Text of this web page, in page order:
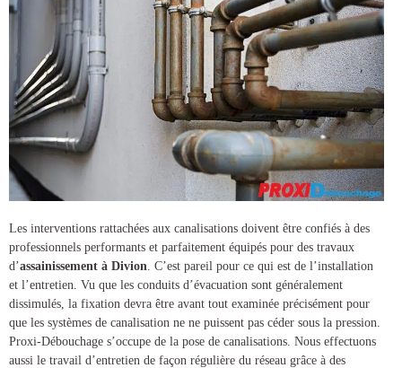
Les interventions rattachées aux canalisations doivent être confiés à des
professionnels performants et parfaitement équipés pour des travaux
d’assainissement à Divion. C’est pareil pour ce qui est de l’installation
et l’entretien. Vu que les conduits d’évacuation sont généralement
dissimulés, la fixation devra être avant tout examinée précisément pour
que les systèmes de canalisation ne ne puissent pas céder sous la pression.
Proxi-Débouchage s’occupe de la pose de canalisations. Nous effectuons
aussi le travail d’entretien de façon régulière du réseau grâce à des